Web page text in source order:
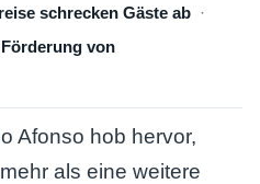
schrecken Gäste ab
von
Afonso hob hervor,
als eine weitere